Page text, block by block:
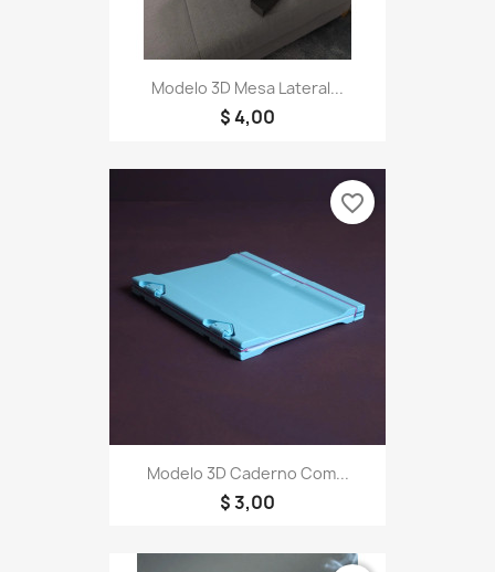
Modelo 3D Mesa Lateral...
$ 4,00
Modelo 3D Caderno Com...
$ 3,00
favorite_border